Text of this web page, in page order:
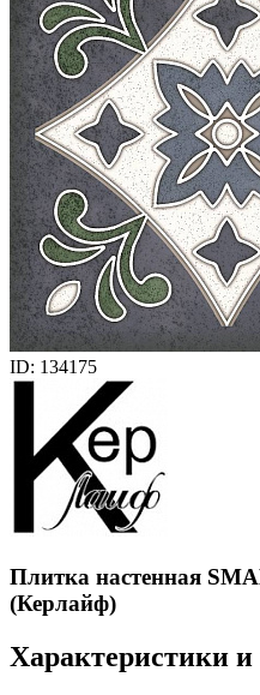
ID: 134175
Плитка настенная
(Керлайф)
Характеристики